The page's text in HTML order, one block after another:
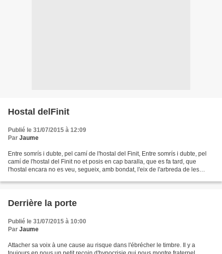
Hostal delFinit
Publié le 31/07/2015 à 12:09
Par Jaume
Entre somrís i dubte, pel camí de l'hostal del Finit, Entre somrís i dubte, pel
camí de l'hostal del Finit no et posis en cap baralla, que es fa tard, que
l'hostal encara no es veu, segueix, amb bondat, l'eix de l'arbreda de les
Derrière la porte
Publié le 31/07/2015 à 10:00
Par Jaume
Attacher sa voix à une cause au risque dans l'ébrécher le timbre. Il y a